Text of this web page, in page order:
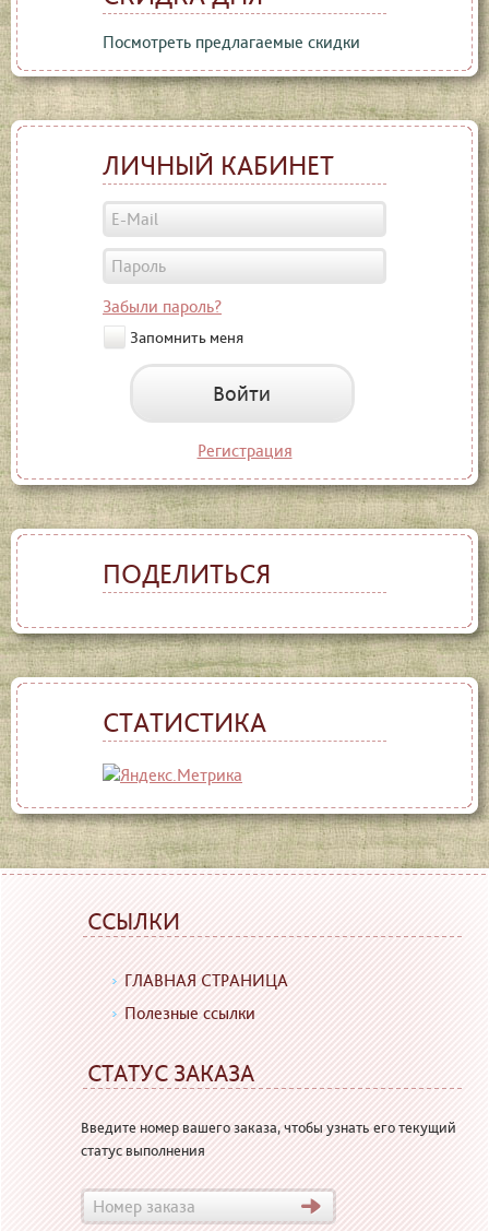
Посмотреть предлагаемые скидки
ЛИЧНЫЙ КАБИНЕТ
Забыли пароль?
Запомнить меня
Войти
Регистрация
ПОДЕЛИТЬСЯ
СТАТИСТИКА
ССЫЛКИ
ГЛАВНАЯ СТРАНИЦА
Полезные ссылки
СТАТУС ЗАКАЗА
Введите номер вашего заказа, чтобы узнать его текущий
статус выполнения